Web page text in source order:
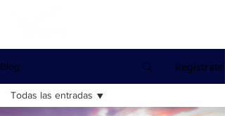
Blog Regístrate
Todas las entradas